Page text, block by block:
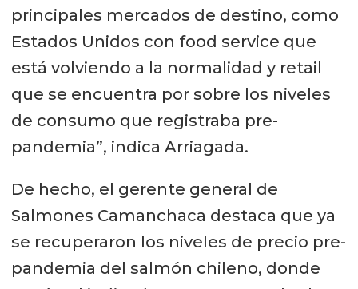
principales mercados de destino, como
Estados Unidos con food service que
está volviendo a la normalidad y retail
que se encuentra por sobre los niveles
de consumo que registraba pre-
pandemia”, indica Arriagada.
De hecho, el gerente general de
Salmones Camanchaca destaca que ya
se recuperaron los niveles de precio pre-
pandemia del salmón chileno, donde